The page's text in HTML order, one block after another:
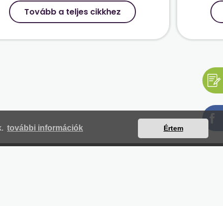
további információk Értem
Tovább a teljes cikkhez